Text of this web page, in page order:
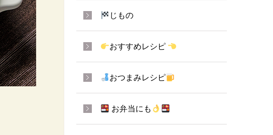
じもの
おすすめレシピ
おつまみレシピ
お弁当にも